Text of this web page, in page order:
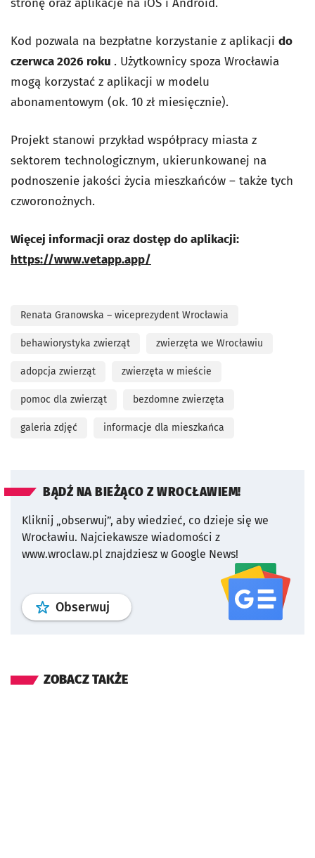
stronę oraz aplikacje na iOS i Android.
Kod pozwala na bezpłatne korzystanie z aplikacji do
czerwca 2026 roku . Użytkownicy spoza Wrocławia
mogą korzystać z aplikacji w modelu
abonamentowym (ok. 10 zł miesięcznie).
Projekt stanowi przykład współpracy miasta z
sektorem technologicznym, ukierunkowanej na
podnoszenie jakości życia mieszkańców – także tych
czworonożnych.
Więcej informacji oraz dostęp do aplikacji:
https://www.vetapp.app/
Renata Granowska – wiceprezydent Wrocławia
behawiorystyka zwierząt zwierzęta we Wrocławiu
adopcja zwierząt zwierzęta w mieście
pomoc dla zwierząt bezdomne zwierzęta
galeria zdjęć informacje dla mieszkańca
BĄDŹ NA BIEŻĄCO Z WROCŁAWIEM!
Kliknij „obserwuj”, aby wiedzieć, co dzieje się we
Wrocławiu. Najciekawsze wiadomości z
www.wroclaw.pl znajdziesz w Google News!
Obserwuj profil serwisu
ZOBACZ TAKŻE